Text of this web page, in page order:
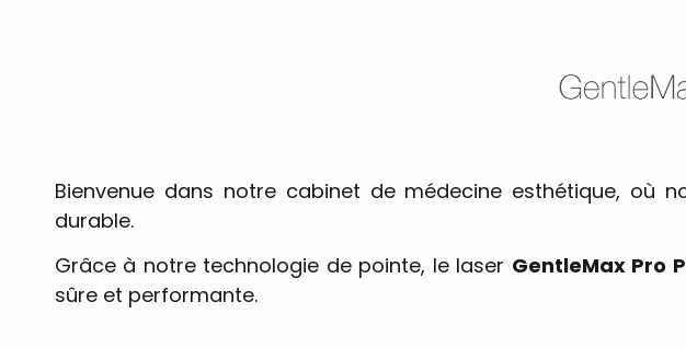
Bienvenue dans notre cabinet de médecine esthétique, où
durable.
Grâce à notre technologie de pointe, le laser GentleMax Pro
sûre et performante.